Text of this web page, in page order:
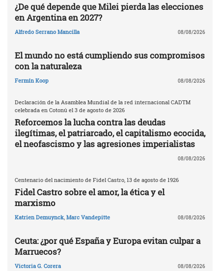
¿De qué depende que Milei pierda las elecciones
en Argentina en 2027?
Alfredo Serrano Mancilla 08/08/2026
El mundo no está cumpliendo sus compromisos
con la naturaleza
Fermín Koop 08/08/2026
Declaración de la Asamblea Mundial de la red internacional CADTM
celebrada en Cotonú el 3 de agosto de 2026
Reforcemos la lucha contra las deudas
ilegítimas, el patriarcado, el capitalismo ecocida,
el neofascismo y las agresiones imperialistas
08/08/2026
Centenario del nacimiento de Fidel Castro, 13 de agosto de 1926
Fidel Castro sobre el amor, la ética y el
marxismo
Katrien Demuynck, Marc Vandepitte 08/08/2026
Ceuta: ¿por qué España y Europa evitan culpar a
Marruecos?
Victoria G. Corera 08/08/2026